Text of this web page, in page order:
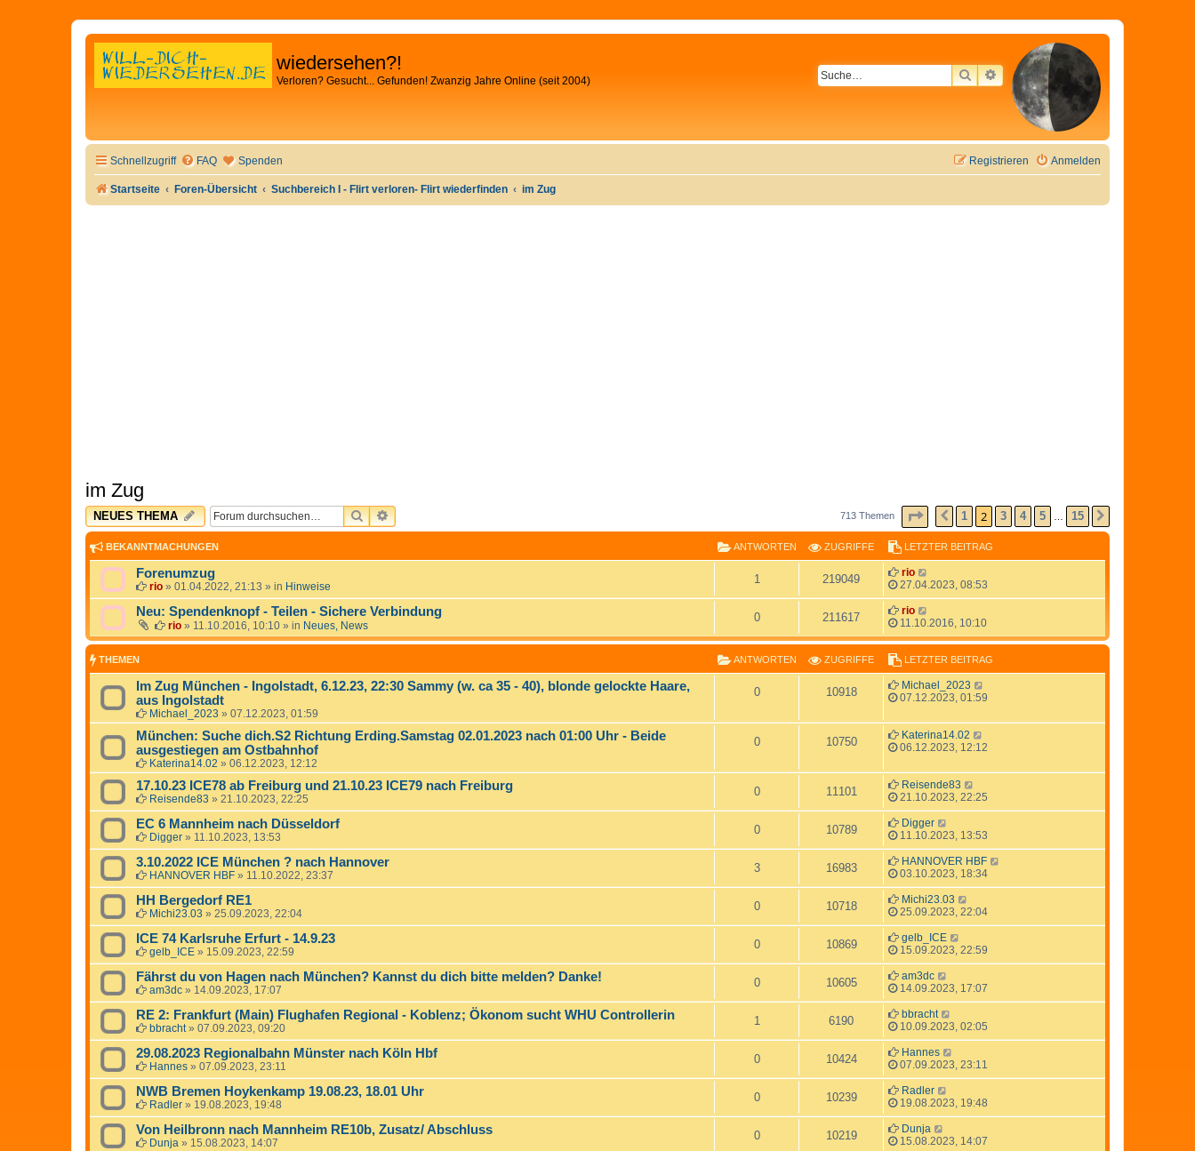
wiedersehen?!
Verloren? Gesucht... Gefunden! Zwanzig Jahre Online (seit 2004) SUCHEERWEITERTE SUCHE
Schnellzugriff FAQ Spenden Anmelden
Registrieren
Startseite Foren-Übersicht Suchbereich I - Flirt verloren- Flirt wiederfinden im Zug
im Zug
NEUES THEMA SUCHEERWEITERTE SUCHE 713 Themen SEITE 2 VON 15
VORHERIGE
1 2 3 4 5 … 15
BEKANNTMACHUNGEN ANTWORTEN ZUGRIFFE LETZTER BEITRAG
Forenumzug
rio » 01.04.2022, 21:13 » in Hinweise
1 219049
rio
27.04.2023, 08:53
Neu: Spendenknopf - Teilen - Sichere Verbindung
rio » 11.10.2016, 10:10 » in Neues, News
0 211617
rio
11.10.2016, 10:10
THEMEN ANTWORTEN ZUGRIFFE LETZTER BEITRAG
Im Zug München - Ingolstadt, 6.12.23, 22:30 Sammy (w. ca 35 - 40), blonde gelockte Haare,
aus Ingolstadt
Michael_2023 » 07.12.2023, 01:59
0 10918
Michael_2023
07.12.2023, 01:59
München: Suche dich.S2 Richtung Erding.Samstag 02.01.2023 nach 01:00 Uhr - Beide
ausgestiegen am Ostbahnhof
Katerina14.02 » 06.12.2023, 12:12
0 10750
Katerina14.02
06.12.2023, 12:12
17.10.23 ICE78 ab Freiburg und 21.10.23 ICE79 nach Freiburg
Reisende83 » 21.10.2023, 22:25
0 11101
Reisende83
21.10.2023, 22:25
EC 6 Mannheim nach Düsseldorf
Digger » 11.10.2023, 13:53
0 10789
Digger
11.10.2023, 13:53
3.10.2022 ICE München ? nach Hannover
HANNOVER HBF » 11.10.2022, 23:37
3 16983
HANNOVER HBF
03.10.2023, 18:34
HH Bergedorf RE1
Michi23.03 » 25.09.2023, 22:04
0 10718
Michi23.03
25.09.2023, 22:04
ICE 74 Karlsruhe Erfurt - 14.9.23
gelb_ICE » 15.09.2023, 22:59
0 10869
gelb_ICE
15.09.2023, 22:59
Fährst du von Hagen nach München? Kannst du dich bitte melden? Danke!
am3dc » 14.09.2023, 17:07
0 10605
am3dc
14.09.2023, 17:07
RE 2: Frankfurt (Main) Flughafen Regional - Koblenz; Ökonom sucht WHU Controllerin
bbracht» 07.09.2023, 09:20
1 6190
bbracht
10.09.2023, 02:05
29.08.2023 Regionalbahn Münster nach Köln Hbf
Hannes » 07.09.2023, 23:11
0 10424
Hannes
07.09.2023, 23:11
NWB Bremen Hoykenkamp 19.08.23, 18.01 Uhr
Radler » 19.08.2023, 19:48
0 10239
Radler
19.08.2023, 19:48
Von Heilbronn nach Mannheim RE10b, Zusatz/ Abschluss
Dunja » 15.08.2023, 14:07
0 10219
Dunja
15.08.2023, 14:07